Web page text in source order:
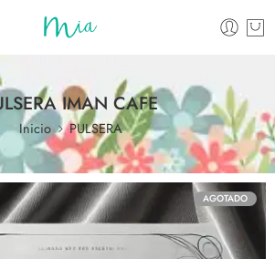
IMAN CAFE
Inicio PULSERA
AGOTADO